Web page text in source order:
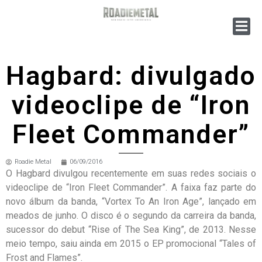
Hagbard: divulgado
videoclipe de “Iron
Fleet Commander”
Roadie Metal 06/09/2016
O Hagbard divulgou recentemente em suas redes sociais o
videoclipe de “Iron Fleet Commander”. A faixa faz parte do
novo álbum da banda, “Vortex To An Iron Age”, lançado em
meados de junho. O disco é o segundo da carreira da banda,
sucessor do debut “Rise of The Sea King”, de 2013. Nesse
meio tempo, saiu ainda em 2015 o EP promocional “Tales of
Frost and Flames”.